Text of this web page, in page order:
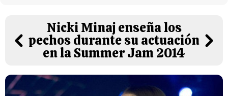
Nicki Minaj enseña los
pechos durante su actuación
en la Summer Jam 2014